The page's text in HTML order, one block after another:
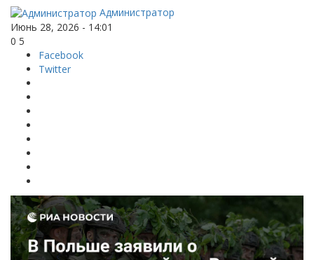
Администратор
Июнь 28, 2026 - 14:01
0 5
Facebook
Twitter